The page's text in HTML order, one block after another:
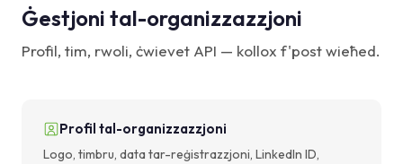
Ġestjoni tal-organizzazzjoni
Profil, tim, rwoli, ċwievet API — kollox f'post wieħed.
Profil tal-organizzazzjoni
Logo, timbru, data tar-reġistrazzjoni, LinkedIn ID,